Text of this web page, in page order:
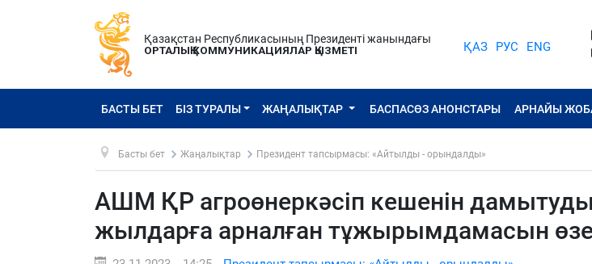
Қазақстан Республикасының Президенті жанындағы
ОРТАЛЫҚ КОММУНИКАЦИЯЛАР ҚЫЗМЕТІ
ҚАЗ РУС ENG
БАСТЫ БЕТ БІЗ ТУРАЛЫ ЖАҢАЛЫҚТАР БАСПАСӨЗ АНОНСТАРЫ АРНАЙЫ
Басты бет Жаңалықтар Президент тапсырмасы: «Айтылды - орындалды»
АШМ ҚР агроөнеркәсіп кешенін
жылдарға арналған тұжырымдамасын